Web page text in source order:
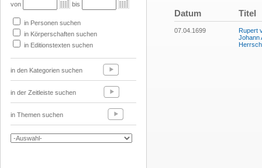
von bis
in Personen suchen
in Körperschaften suchen
in Editionstexten suchen
in den Kategorien suchen
in der Zeitleiste suchen
in Themen suchen
Datum Titel
07.04.1699
Rupert
Johann